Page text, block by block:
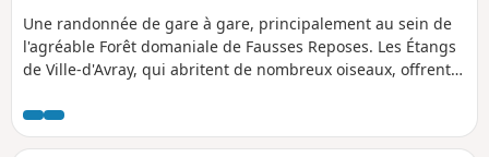
Une randonnée de gare à gare, principalement au sein de
l'agréable Forêt domaniale de Fausses Reposes. Les Étangs
de Ville-d'Avray, qui abritent de nombreux oiseaux, offrent